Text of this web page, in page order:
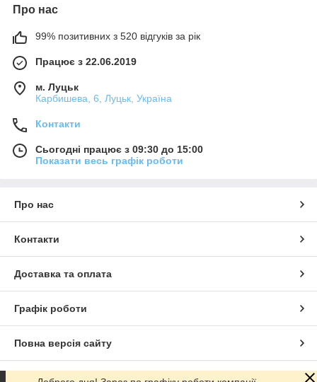
Про нас
99% позитивних з 520 відгуків за рік
Працює з 22.06.2019
м. Луцьк
Карбишева, 6, Луцьк, Україна
Контакти
Сьогодні працює з 09:30 до 15:00
Показати весь графік роботи
Про нас
Контакти
Доставка та оплата
Графік роботи
Повна версія сайту
Сайт створено на маркетплейсі Prom.ua